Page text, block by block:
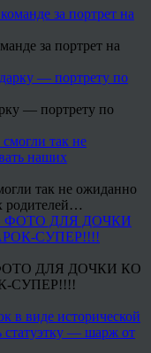
за портрет на
— портрету по
так не ожиданно
родителей…
ДЛЯ ДОЧКИ КО
СУПЕР!!!!